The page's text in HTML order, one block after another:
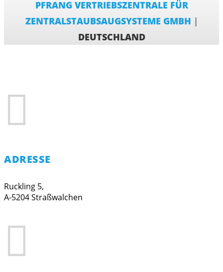
PFRANG VERTRIEBSZENTRALE FÜR
ZENTRALSTAUBSAUGSYSTEME GMBH |
DEUTSCHLAND

ADRESSE
Ruckling 5,
A-5204 Straßwalchen
